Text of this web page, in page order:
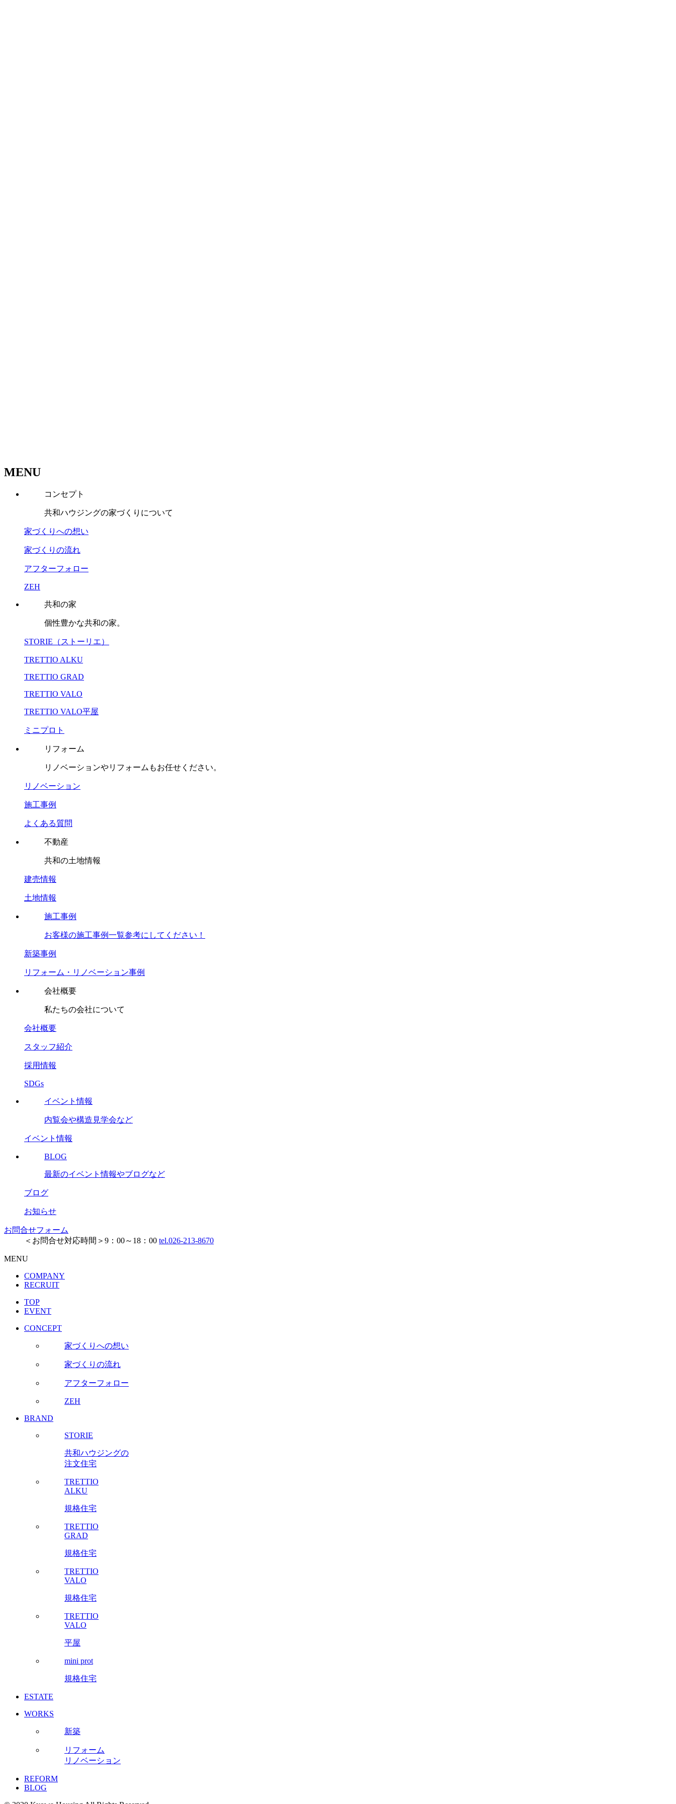
MENU
コンセプト
共和ハウジングの家づくりについて
家づくりへの想い
家づくりの流れ
アフターフォロー
ZEH
共和の家
個性豊かな共和の家。
STORIE（ストーリエ）
TRETTIO ALKU
TRETTIO GRAD
TRETTIO VALO
TRETTIO VALO平屋
ミニプロト
リフォーム
リノベーションやリフォームもお任せください。
リノベーション
施工事例
よくある質問
不動産
共和の土地情報
建売情報
土地情報
施工事例
お客様の施工事例一覧参考にしてください！
新築事例
リフォーム・リノベーション事例
会社概要
私たちの会社について
会社概要
スタッフ紹介
採用情報
SDGs
イベント情報
内覧会や構造見学会など
イベント情報
BLOG
最新のイベント情報やブログなど
ブログ
お知らせ
お問合せフォーム
＜お問合せ対応時間＞9：00～18：00 tel.026-213-8670
MENU
COMPANY
RECRUIT
TOP
EVENT
CONCEPT
家づくりへの想い
家づくりの流れ
アフターフォロー
ZEH
BRAND
STORIE
共和ハウジングの
注文住宅
TRETTIO
ALKU
規格住宅
TRETTIO
GRAD
規格住宅
TRETTIO
VALO
規格住宅
TRETTIO
VALO
平屋
mini prot
規格住宅
ESTATE
WORKS
新築
リフォーム
リノベーション
REFORM
BLOG